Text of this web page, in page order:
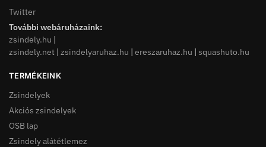
Twitter
További webáruházaink:
zsindely.hu |
zsindely.net | zsindelyaruhaz.hu | ereszaruhaz.hu | squashuto.hu
TERMÉKEINK
Zsindelyek
Akciós zsindelyek
OSB lap
Zsindely alátétlemez